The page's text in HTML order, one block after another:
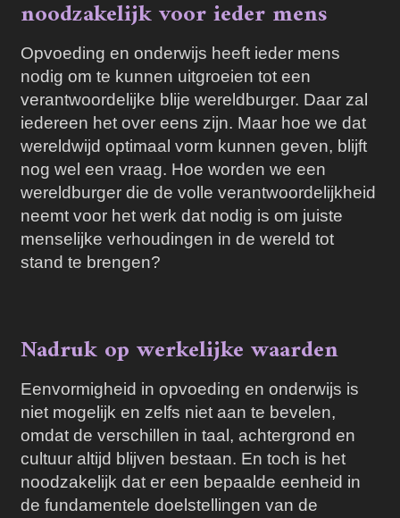
noodzakelijk voor ieder mens
Opvoeding en onderwijs heeft ieder mens
nodig om te kunnen uitgroeien tot een
verantwoordelijke blije wereldburger. Daar zal
iedereen het over eens zijn. Maar hoe we dat
wereldwijd optimaal vorm kunnen geven, blijft
nog wel een vraag. Hoe worden we een
wereldburger die de volle verantwoordelijkheid
neemt voor het werk dat nodig is om juiste
menselijke verhoudingen in de wereld tot
stand te brengen?
Nadruk op werkelijke waarden
Eenvormigheid in opvoeding en onderwijs is
niet mogelijk en zelfs niet aan te bevelen,
omdat de verschillen in taal, achtergrond en
cultuur altijd blijven bestaan. En toch is het
noodzakelijk dat er een bepaalde eenheid in
de fundamentele doelstellingen van de